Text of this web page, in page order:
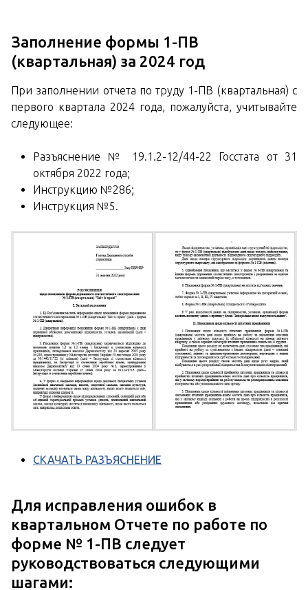
Заполнение формы 1-ПВ
(квартальная) за 2024 год
При заполнении отчета по труду 1-ПВ (квартальная) с
первого квартала 2024 года, пожалуйста, учитывайте
следующее:
Разъяснение № 19.1.2-12/44-22 Госстата от 31
октября 2022 года;
Инструкцию №286;
Инструкция №5.
СКАЧАТЬ РАЗЪЯСНЕНИЕ
Для исправления ошибок в
квартальном Отчете по работе по
форме № 1-ПВ следует
руководствоваться следующими
шагами: